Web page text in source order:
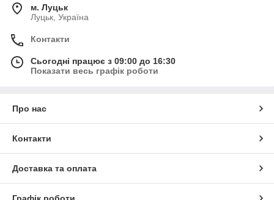
м. Луцьк
Луцьк, Україна
Контакти
Сьогодні працює з 09:00 до 16:30
Показати весь графік роботи
Про нас
Контакти
Доставка та оплата